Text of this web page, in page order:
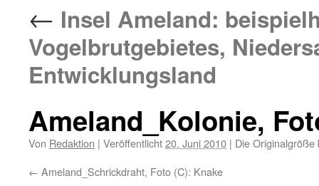
← Insel Ameland:
Vogelbrutgebietes,
Entwicklungsland
Ameland_Kolonie,
Von Redaktion | Veröffentlicht20. Juni 2010 | Die
Ameland_Schrickdraht, Foto (C): Knake